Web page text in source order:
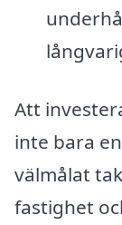
Att
inte bara
välmålat
fastighet